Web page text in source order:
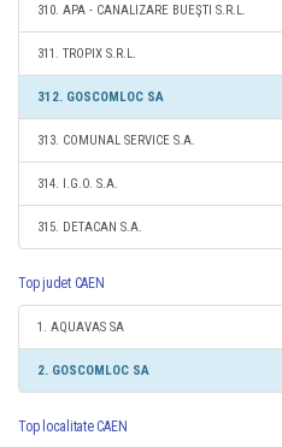
310. APA - CANALIZARE BUEŞTI S.R.L.
311. TROPIX S.R.L.
312. GOSCOMLOC SA
313. COMUNAL SERVICE S.A.
314. I.G.O. S.A.
315. DETACAN S.A.
Top judet CAEN
1. AQUAVAS SA
2. GOSCOMLOC SA
Top localitate CAEN